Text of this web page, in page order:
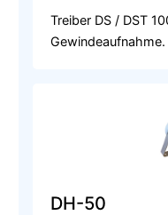
Treiber DS / DST
Gewindeaufnahme.
DH-50